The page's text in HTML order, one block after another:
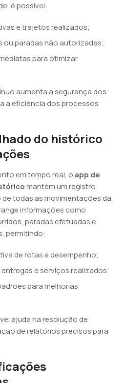
é possível:
e trajetos realizados;
ou paradas não autorizadas;
para otimizar
aumenta a segurança dos
a eficiência dos processos
do histórico
em tempo real, oapp de
mantém um registro
todas as movimentações da
informações como
paradas efetuadas e
permitindo:
de rotas e desempenho;
e serviços realizados;
para melhorias
ajuda na resolução de
de relatórios precisos para